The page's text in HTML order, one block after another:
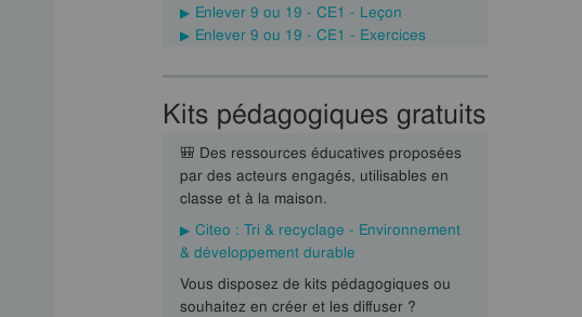
Enlever 9 ou 19 - CE1 - Leçon
Enlever 9 ou 19 - CE1 - Exercices
Kits pédagogiques gratuits
🎒 Des ressources éducatives proposées
par des acteurs engagés, utilisables en
classe et à la maison.
Citeo : Tri & recyclage - Environnement
& développement durable
Vous disposez de kits pédagogiques ou
souhaitez en créer et les diffuser ?